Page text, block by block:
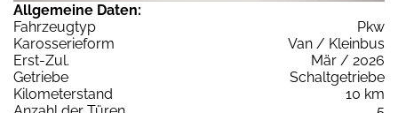
Allgemeine Daten:
Fahrzeugtyp
Pkw
Karosserieform
Van / Kleinbus
Erst-Zul.
Mär / 2026
Getriebe
Schaltgetriebe
Kilometerstand
10 km